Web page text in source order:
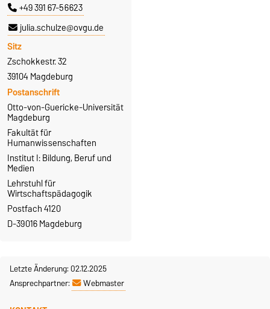
+49 391 67-56623
julia.schulze@ovgu.de
Sitz
Zschokkestr. 32
39104 Magdeburg
Postanschrift
Otto-von-Guericke-Universität
Magdeburg
Fakultät für
Humanwissenschaften
Institut I: Bildung, Beruf und
Medien
Lehrstuhl für
Wirtschaftspädagogik
Postfach 4120
D-39016 Magdeburg
Letzte Änderung: 02.12.2025
Ansprechpartner:
Webmaster